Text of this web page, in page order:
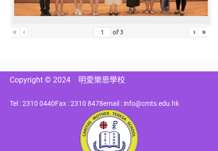
« ‹ of3 › »
Copyright © 2024 明愛樂恩學校
Tel : 2310 0440Fax : 2310 8478email : info@cmts.edu.hk